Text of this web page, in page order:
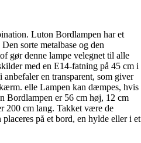
Luton Bordlampen har et
sorte metalbase og den
gør denne lampe velegnet til alle
med en E14-fatning på 45 cm i
anbefaler en transparent, som giver
elle Lampen kan dæmpes, hvis
Bordlampen er 56 cm høj, 12 cm
200 cm lang. Takket være de
på et bord, en hylde eller i et